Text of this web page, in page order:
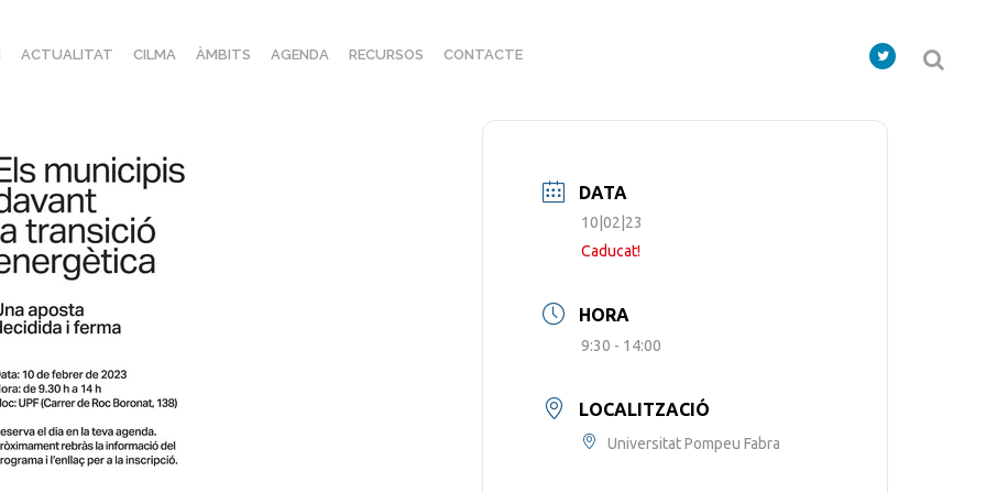
ACTUALITAT CILMA ÀMBITS AGENDA RECURSOS CONTACTE
DATA
10|02|23
Caducat!
HORA
9:30 - 14:00
LOCALITZACIÓ
Universitat Pompeu Fabra